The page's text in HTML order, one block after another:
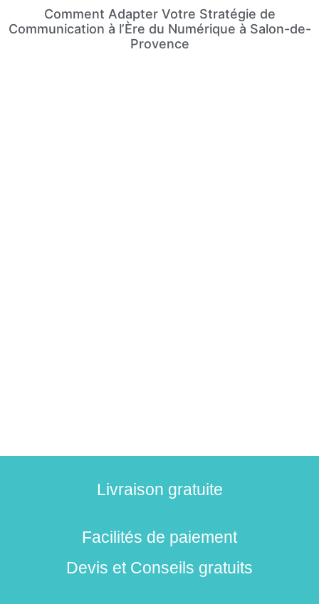
Comment Adapter Votre Stratégie de
Communication à l’Ère du Numérique à Salon-de-
Provence
Livraison gratuite
Facilités de paiement
Devis et Conseils gratuits